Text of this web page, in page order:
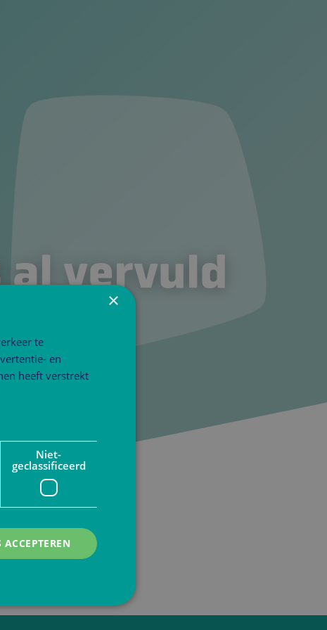
al vervuld
×
te
en
heeft verstrekt
Niet-
geclassificeerd
ACCEPTEREN